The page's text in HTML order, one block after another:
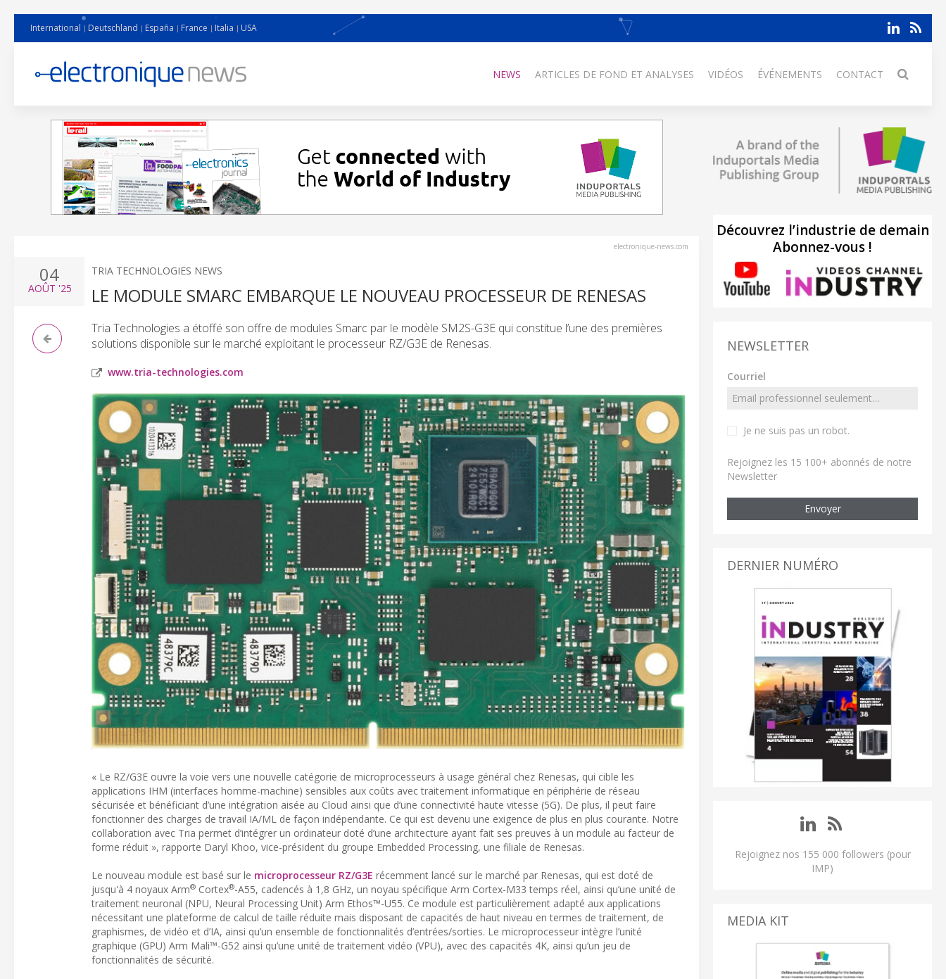
International Deutschland España France Italia USA
NEWS ARTICLES DE FOND ET ANALYSES VIDÉOS ÉVÉNEMENTS CONTACT
electronique-news.com
04
AOÛT '25
TRIA TECHNOLOGIES NEWS
LE MODULE SMARC EMBARQUE LE NOUVEAU PROCESSEUR DE RENESAS
Tria Technologies a étoffé son offre de modules Smarc par le modèle SM2S-G3E qui constitue l’une des premières
solutions disponible sur le marché exploitant le processeur RZ/G3E de Renesas.
www.tria-technologies.com
« Le RZ/G3E ouvre la voie vers une nouvelle catégorie de microprocesseurs à usage général chez Renesas, qui cible les
applications IHM (interfaces homme-machine) sensibles aux coûts avec traitement informatique en périphérie de réseau
sécurisée et bénéficiant d’une intégration aisée au Cloud ainsi que d’une connectivité haute vitesse (5G). De plus, il peut faire
fonctionner des charges de travail IA/ML de façon indépendante. Ce qui est devenu une exigence de plus en plus courante. Notre
collaboration avec Tria permet d’intégrer un ordinateur doté d’une architecture ayant fait ses preuves à un module au facteur de
forme réduit », rapporte Daryl Khoo, vice-président du groupe Embedded Processing, une filiale de Renesas.
Le nouveau module est basé sur le microprocesseur RZ/G3E récemment lancé sur le marché par Renesas, qui est doté de
jusqu'à 4 noyaux Arm® Cortex®-A55, cadencés à 1,8 GHz, un noyau spécifique Arm Cortex-M33 temps réel, ainsi qu’une unité de
traitement neuronal (NPU, Neural Processing Unit) Arm Ethos™-U55. Ce module est particulièrement adapté aux applications
nécessitant une plateforme de calcul de taille réduite mais disposant de capacités de haut niveau en termes de traitement, de
graphismes, de vidéo et d’IA, ainsi qu’un ensemble de fonctionnalités d’entrées/sorties. Le microprocesseur intègre l’unité
graphique (GPU) Arm Mali™-G52 ainsi qu’une unité de traitement vidéo (VPU), avec des capacités 4K, ainsi qu’un jeu de
fonctionnalités de sécurité.
Découvrez l’industrie de demain
Abonnez-vous !
NEWSLETTER
Courriel
Je ne suis pas un robot.
Rejoignez les 15 100+ abonnés de notre
Newsletter
Envoyer
DERNIER NUMÉRO
Rejoignez nos 155 000 followers (pour
IMP)
MEDIA KIT